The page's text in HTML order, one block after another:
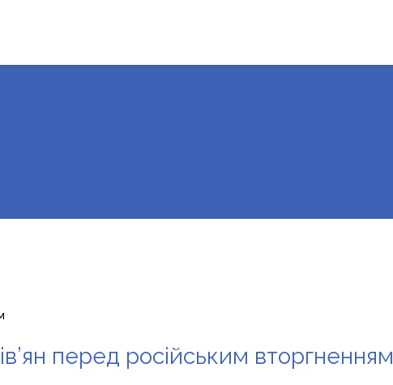
перед російським вторгненням